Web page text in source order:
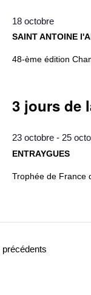
18 octobre
SAINT ANTOINE
48-ème édition
3 jours de
23 octobre - 25
ENTRAYGUES
Trophée de
précédents